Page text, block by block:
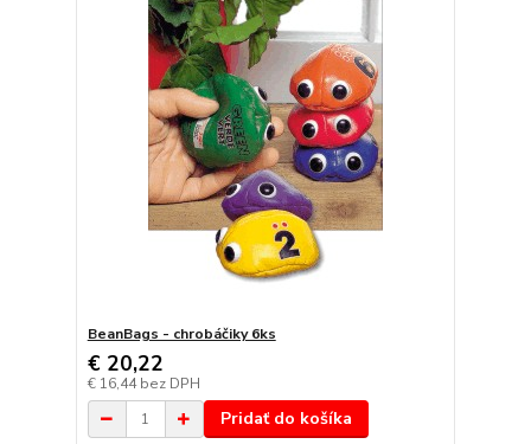
BeanBags - chrobáčiky 6ks
€ 20,22
€ 16,44bez DPH
Pridať do košíka